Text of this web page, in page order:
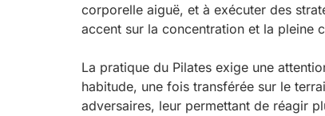
corporelle aiguë, et à exécuter des
accent sur la concentration et la pleine
La pratique du Pilates exige une
habitude, une fois transférée sur le
adversaires, leur permettant de réagir